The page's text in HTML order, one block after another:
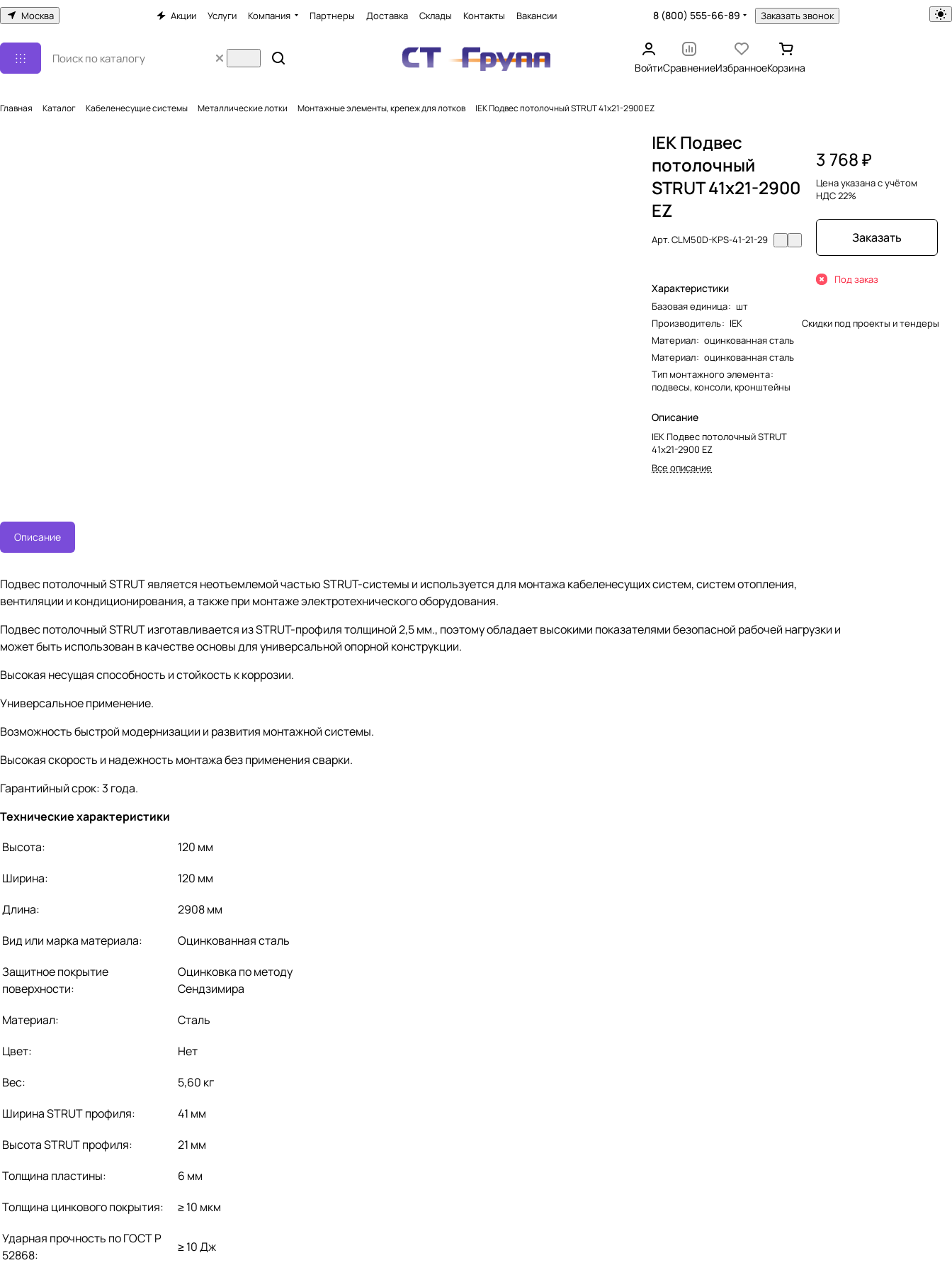
Москва Акции Услуги Компания Партнеры Доставка Склады Контакты Вакансии 8 (800) 555-66-89 Заказать звонок
ВойтиСравнениеИзбранноеКорзина
Главная Каталог Кабеленесущие системы Металлические лотки Монтажные элементы, крепеж для лотков IEK Подвес потолочный STRUT 41х21-2900 EZ
IEK Подвес
потолочный
STRUT 41х21-2900
EZ
Арт.CLM50D-KPS-41-21-29
Характеристики
Базовая единица: шт
Производитель: IEK
Материал: оцинкованная сталь
Материал: оцинкованная сталь
Тип монтажного элемента:
подвесы, консоли, кронштейны
Описание
IEK Подвес потолочный STRUT
41х21-2900 EZ
Все описание
3 768 ₽
Цена указана с учётом
НДС 22%
Заказать
Под заказ
Скидки под проекты и тендеры
Описание
Подвес потолочный STRUT является неотъемлемой частью STRUT-системы и используется для монтажа кабеленесущих систем, систем отопления,
вентиляции и кондиционирования, а также при монтаже электротехнического оборудования.
Подвес потолочный STRUT изготавливается из STRUT-профиля толщиной 2,5 мм., поэтому обладает высокими показателями безопасной рабочей нагрузки и
может быть использован в качестве основы для универсальной опорной конструкции.
Высокая несущая способность и стойкость к коррозии.
Универсальное применение.
Возможность быстрой модернизации и развития монтажной системы.
Высокая скорость и надежность монтажа без применения сварки.
Гарантийный срок: 3 года.
Технические характеристики
Высота:
120 мм
Ширина:
120 мм
Длина:
2908 мм
Вид или марка материала:
Оцинкованная сталь
Защитное покрытие
поверхности:
Оцинковка по методу
Сендзимира
Материал:
Сталь
Цвет:
Нет
Вес:
5,60 кг
Ширина STRUT профиля:
41 мм
Высота STRUT профиля:
21 мм
Толщина пластины:
6 мм
Толщина цинкового покрытия:
≥ 10 мкм
Ударная прочность по ГОСТ Р
52868:
≥ 10 Дж